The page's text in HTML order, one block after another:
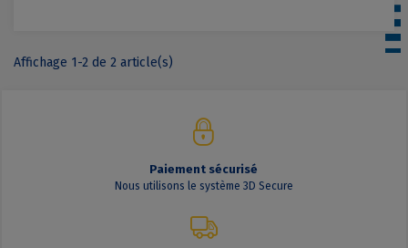
Affichage 1-2 de 2 article(s)
Paiement sécurisé
Nous utilisons le système 3D Secure